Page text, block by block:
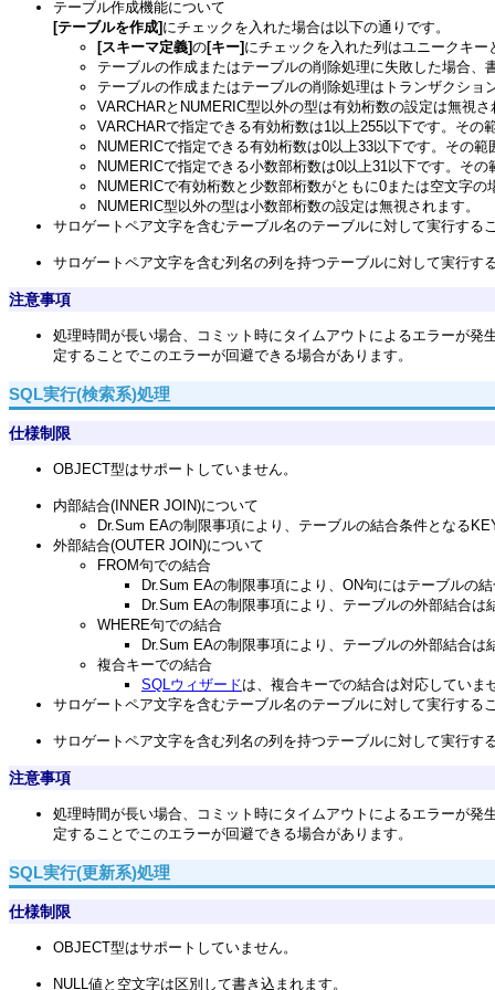
テーブル作成機能について
[テーブルを作成] にチェックを入れた場合は以下の通りです。
[スキーマ定義]の[キー] にチェックを入れた列はユニークキー
テーブルの作成またはテーブルの削除処理に失敗した場合、
テーブルの作成またはテーブルの削除処理はトランザクショ
VARCHARとNUMERIC型以外の型は有効桁数の設定は無視さ
VARCHARで指定できる有効桁数は1以上255以下です。そ
NUMERICで指定できる有効桁数は0以上33以下です。その
NUMERICで指定できる小数部桁数は0以上31以下です。そ
NUMERICで有効桁数と少数部桁数がともに0または空文字
NUMERIC型以外の型は小数部桁数の設定は無視されます。
サロゲートペア文字を含むテーブル名のテーブルに対して実行する
サロゲートペア文字を含む列名の列を持つテーブルに対して実行す
注意事項
処理時間が長い場合、コミット時にタイムアウトによるエラーが
定することでこのエラーが回避できる場合があります。
SQL実行(検索系)処理
仕様制限
OBJECT型はサポートしていません。
内部結合(INNER JOIN)について
Dr.Sum EAの制限事項により、テーブルの結合条件となる
外部結合(OUTER JOIN)について
FROM句での結合
Dr.Sum EAの制限事項により、ON句にはテーブルの
Dr.Sum EAの制限事項により、テーブルの外部結合
WHERE句での結合
Dr.Sum EAの制限事項により、テーブルの外部結合
複合キーでの結合
SQLウィザードは、複合キーでの結合は対応していま
サロゲートペア文字を含むテーブル名のテーブルに対して実行する
サロゲートペア文字を含む列名の列を持つテーブルに対して実行す
注意事項
処理時間が長い場合、コミット時にタイムアウトによるエラーが
定することでこのエラーが回避できる場合があります。
SQL実行(更新系)処理
仕様制限
OBJECT型はサポートしていません。
NULL値と空文字は区別して書き込まれます。